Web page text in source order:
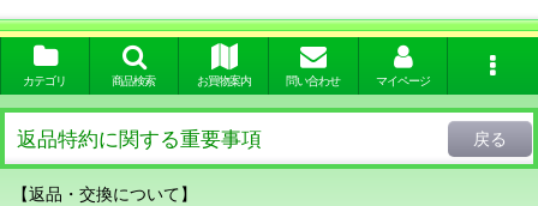
カテゴリ 商品検索 お買物案内 問い合わせ マイページ
返品特約に関する重要事項 戻る
【返品・交換について】